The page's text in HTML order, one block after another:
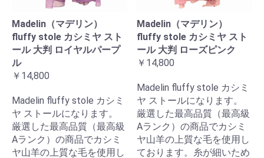
Madelin（マデリン）
fluffy stole カシミヤ スト
ール 大判 ロイヤルパープ
ル
￥14,800
Madelin fluffy stole カシミ
ヤ ストールになります。
厳選した最高品質（最高級
Aランク）の商品でカシミ
ヤ山羊の上質な毛を使用し
Madelin（マデリン）
fluffy stole カシミヤ スト
ール 大判 ローズピンク
￥14,800
Madelin fluffy stole カシミ
ヤ ストールになります。
厳選した最高品質（最高級
Aランク）の商品でカシミ
ヤ山羊の上質な毛を使用し
ております。糸が細いため